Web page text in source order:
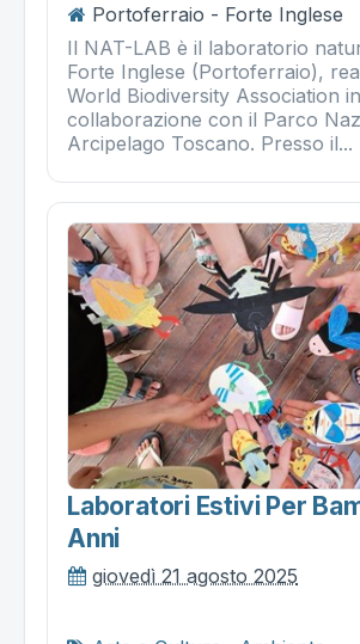
Portoferraio - Forte Inglese
Il NAT-LAB è il laboratorio
Forte Inglese (Portoferraio),
World Biodiversity Association in
collaborazione con il Parco
Arcipelago Toscano. Presso il...
Laboratori Estivi Per
Anni
giovedì 21 agosto 2025